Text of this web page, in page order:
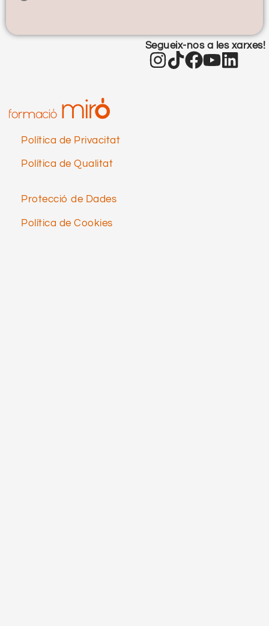
Segueix-nos a les xarxes!
Política de Privacitat
Política de Qualitat
Protecció de Dades
Política de Cookies